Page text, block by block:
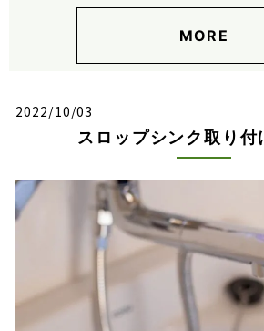
MORE
2022/10/03
スロップシンク取り付